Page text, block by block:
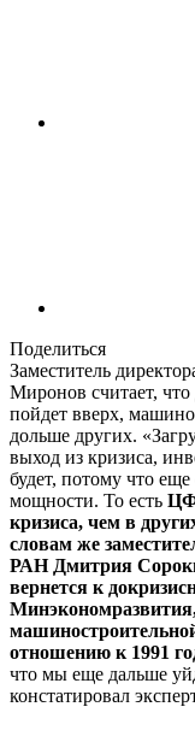
Поделиться
Заместитель
Миронов считает, что
пойдет вверх,
дольше других.
выход из кризиса,
будет, потому что
мощности. То есть
кризиса, чем в
словам же
РАН Дмитрия
вернется к
отношению к 1991
что мы еще дальше
констатировал